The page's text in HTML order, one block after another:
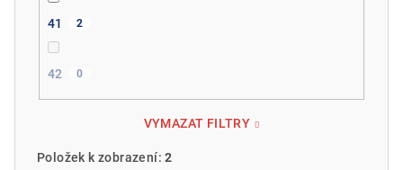
41 2
42 0
VYMAZAT FILTRY
Položek k zobrazení:2